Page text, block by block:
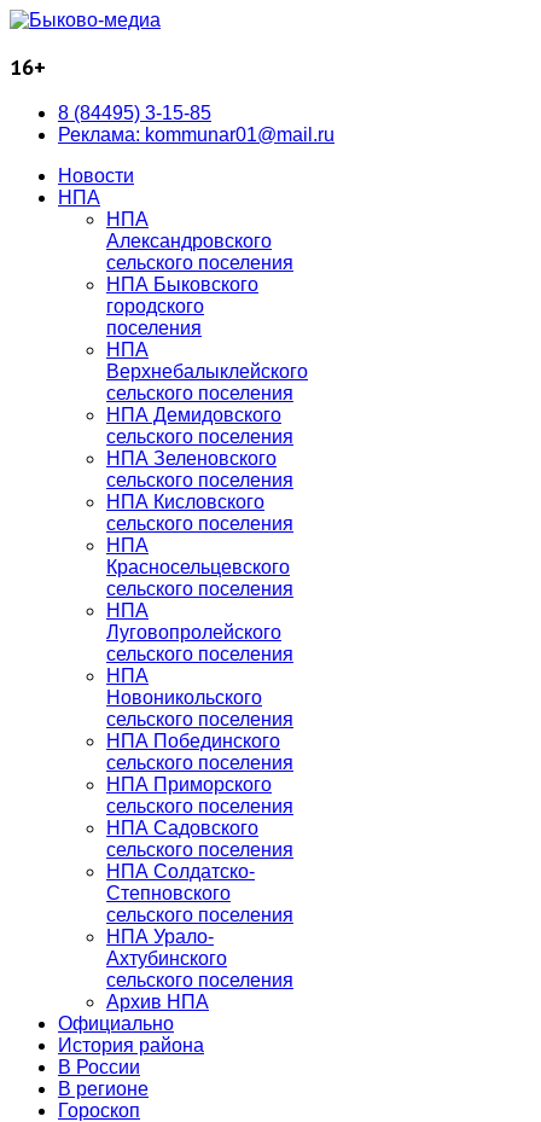
16+
8 (84495) 3-15-85
Реклама: kommunar01@mail.ru
Новости
НПА
НПА
Александровского
сельского поселения
НПА Быковского
городского
поселения
НПА
Верхнебалыклейского
сельского поселения
НПА Демидовского
сельского поселения
НПА Зеленовского
сельского поселения
НПА Кисловского
сельского поселения
НПА
Красносельцевского
сельского поселения
НПА
Луговопролейского
сельского поселения
НПА
Новоникольского
сельского поселения
НПА Побединского
сельского поселения
НПА Приморского
сельского поселения
НПА Садовского
сельского поселения
НПА Солдатско-
Степновского
сельского поселения
НПА Урало-
Ахтубинского
сельского поселения
Архив НПА
Официально
История района
В России
В регионе
Гороскоп